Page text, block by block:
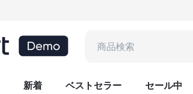
新着 ベストセラー セール中